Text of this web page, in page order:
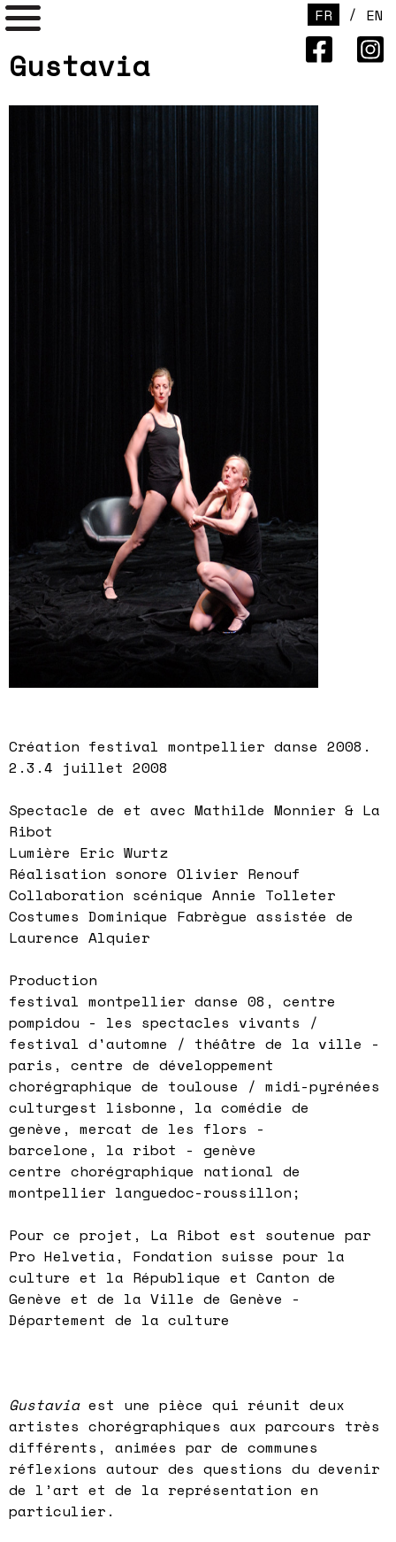
FR / EN
Gustavia
Création festival montpellier danse 2008.
2.3.4 juillet 2008
Spectacle de et avec Mathilde Monnier & La
Ribot
Lumière Eric Wurtz
Réalisation sonore Olivier Renouf
Collaboration scénique Annie Tolleter
Costumes Dominique Fabrègue assistée de
Laurence Alquier
Production
festival montpellier danse 08, centre
pompidou - les spectacles vivants /
festival d'automne / théâtre de la ville -
paris, centre de développement
chorégraphique de toulouse / midi-pyrénées
culturgest lisbonne, la comédie de
genève, mercat de les flors -
barcelone, la ribot - genève
centre chorégraphique national de
montpellier languedoc-roussillon;
Pour ce projet, La Ribot est soutenue par
Pro Helvetia, Fondation suisse pour la
culture et la République et Canton de
Genève et de la Ville de Genève -
Département de la culture
Gustaviaest une pièce qui réunit deux
artistes chorégraphiques aux parcours très
différents, animées par de communes
réflexions autour des questions du devenir
de l’art et de la représentation en
particulier.